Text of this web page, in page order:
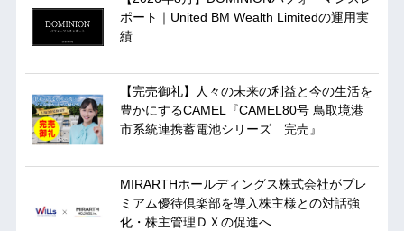
ポート｜United BM Wealth Limitedの運用実
績
【完売御礼】人々の未来の利益と今の生活を
豊かにするCAMEL『CAMEL80号 鳥取境港
市系統連携蓄電池シリーズ 完売』
MIRARTHホールディングス株式会社がプレ
ミアム優待倶楽部を導入株主様との対話強
化・株主管理ＤＸの促進へ